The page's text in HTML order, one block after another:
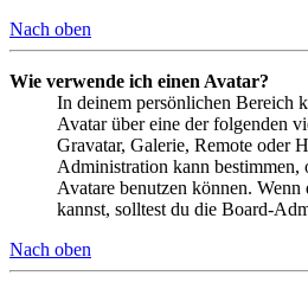
Nach oben
Wie verwende ich einen Avatar?
In deinem persönlichen Bereich
Avatar über eine der folgenden
Gravatar, Galerie, Remote oder
Administration kann
Avatare benutzen können.
kannst, solltest du die Board-
Nach oben